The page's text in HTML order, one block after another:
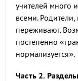
учителей много
всеми.
переживают.
постепенно
нормализуется».
Часть 2.